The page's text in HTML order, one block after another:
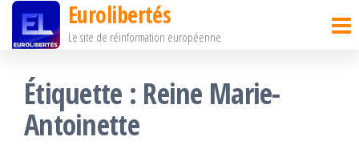
Passer
contenu
Eurolibertés
Le site de réinformation européenne
Étiquette : Reine Marie-
Antoinette